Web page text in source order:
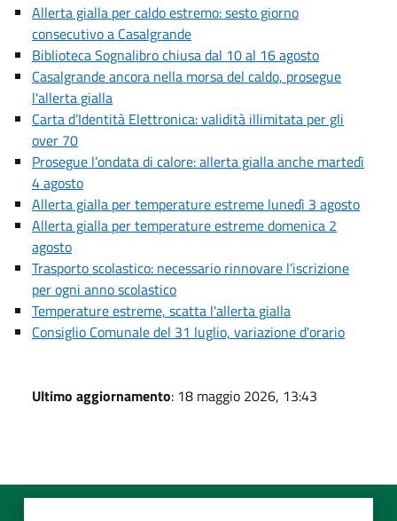
Allerta gialla per caldo estremo: sesto giorno
consecutivo a Casalgrande
Biblioteca Sognalibro chiusa dal 10 al 16 agosto
Casalgrande ancora nella morsa del caldo, prosegue
l'allerta gialla
Carta d’Identità Elettronica: validità illimitata per gli
over 70
Prosegue l’ondata di calore: allerta gialla anche martedì
4 agosto
Allerta gialla per temperature estreme lunedì 3 agosto
Allerta gialla per temperature estreme domenica 2
agosto
Trasporto scolastico: necessario rinnovare l’iscrizione
per ogni anno scolastico
Temperature estreme, scatta l'allerta gialla
Consiglio Comunale del 31 luglio, variazione d'orario
Ultimo aggiornamento: 18 maggio 2026, 13:43